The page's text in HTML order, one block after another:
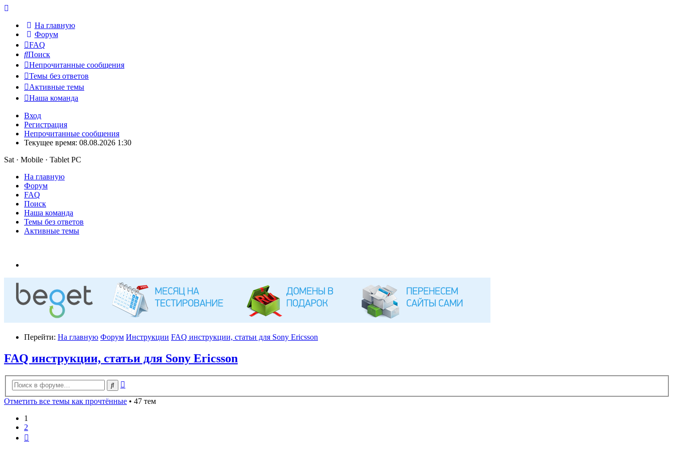
На главную
Форум
FAQ
Поиск
Непрочитанные сообщения
Темы без ответов
Активные темы
Наша команда
Вход
Регистрация
Непрочитанные сообщения
Текущее время: 08.08.2026 1:30
Sat · Mobile · Tablet PC
На главную
Форум
FAQ
Поиск
Наша команда
Темы без ответов
Активные темы
Перейти: На главную Форум Инструкции FAQ инструкции, статьи для Sony Ericsson
FAQ инструкции, статьи для Sony Ericsson
Поиск
Отметить все темы как прочтённые • 47 тем
1
2